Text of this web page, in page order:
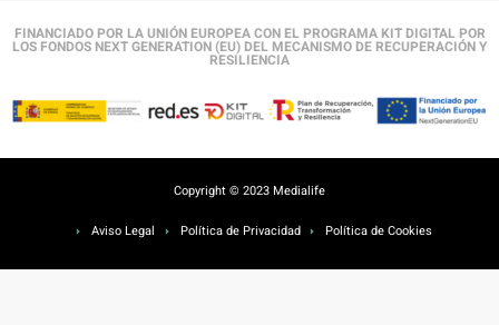
FINANCIADO POR LA UNIÓN EUROPEA CON EL PROGRAMA KIT DIGITAL POR
LOS FONDOS NEXT GENERATION (EU) DEL MECANISMO DE RECUPERACIÓN Y
RESILIENCIA
Copyright © 2023 Medialife
Aviso Legal Política de Privacidad Política de Cookies